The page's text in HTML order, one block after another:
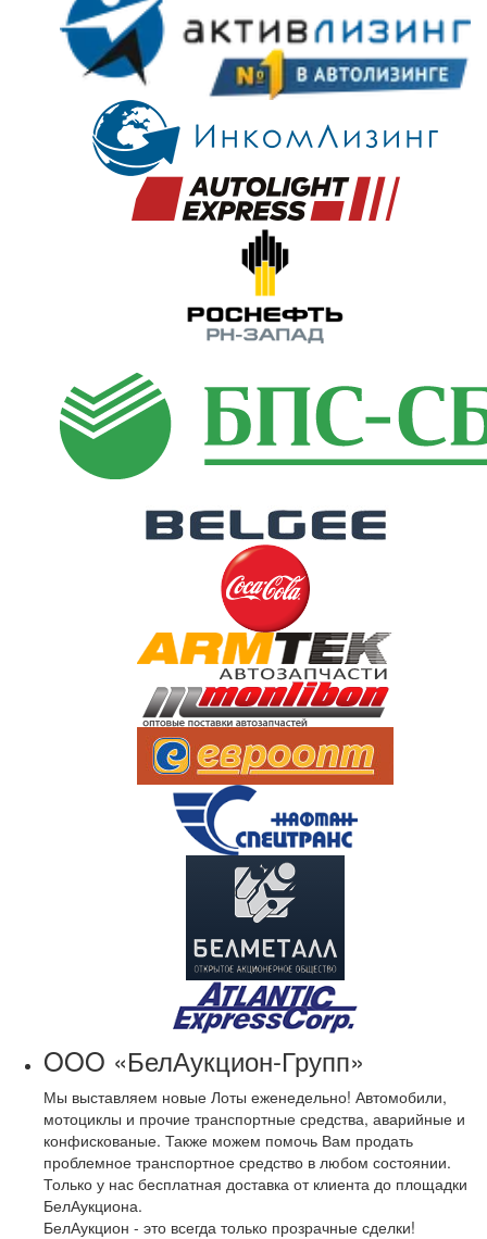
OOO «БелАукцион-Групп»
Мы выставляем новые Лоты еженедельно! Автомобили,
мотоциклы и прочие транспортные средства, аварийные и
конфискованые. Также можем помочь Вам продать
проблемное транспортное средство в любом состоянии.
Только у нас бесплатная доставка от клиента до площадки
БелАукциона.
БелАукцион - это всегда только прозрачные сделки!